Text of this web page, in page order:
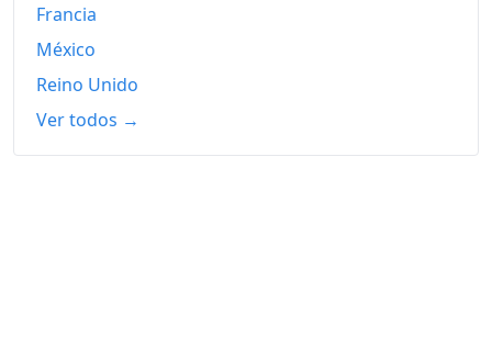
Francia
México
Reino Unido
Ver todos →